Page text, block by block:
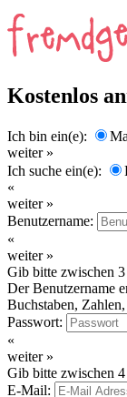
Kostenlos
Ich bin ein(e):
weiter »
Ich suche ein(e):
«
weiter »
Benutzername:
«
weiter »
Gib bitte zwischen
Der Benutzername
Buchstaben,
Passwort:
«
weiter »
Gib bitte zwischen
E-Mail: